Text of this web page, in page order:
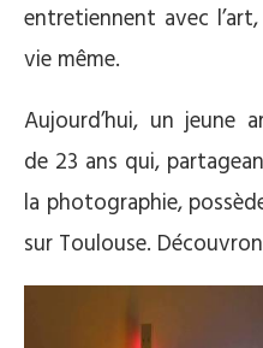
entretiennent avec
vie même.
Aujourd’hui, un jeune
de 23 ans qui,
la photographie,
sur Toulouse.